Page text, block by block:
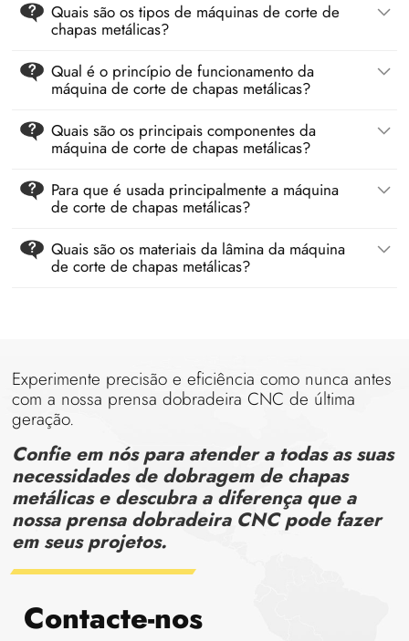
Quais são os tipos de máquinas de corte de
chapas metálicas?
Qual é o princípio de funcionamento da
máquina de corte de chapas metálicas?
Quais são os principais componentes da
máquina de corte de chapas metálicas?
Para que é usada principalmente a máquina
de corte de chapas metálicas?
Quais são os materiais da lâmina da máquina
de corte de chapas metálicas?
Experimente precisão e eficiência como nunca antes
com a nossa prensa dobradeira CNC de última
geração.
Confie em nós para atender a todas as suas
necessidades de dobragem de chapas
metálicas e descubra a diferença que a
nossa prensa dobradeira CNC pode fazer
em seus projetos.
Contacte-nos